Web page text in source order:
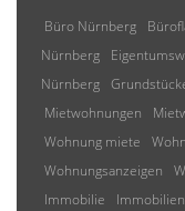
Büro Nürnberg
Nürnberg
Nürnberg
Mietwohnungen
Wohnung miete
Wohnungsanzeigen
Immobilie
Immobilien